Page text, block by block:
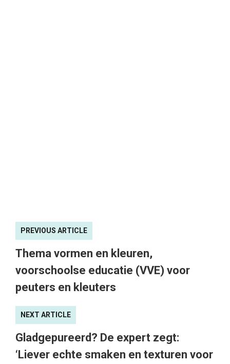
PREVIOUS ARTICLE
Thema vormen en kleuren,
voorschoolse educatie (VVE) voor
peuters en kleuters
NEXT ARTICLE
Gladgepureerd? De expert zegt:
‘Liever echte smaken en texturen voor